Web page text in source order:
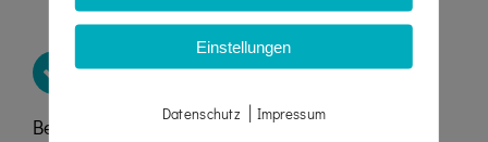
MASCHINEN FÜR JEDEN BEREICH
Bei uns finden Sie die passende Maschine für
Einstellungen
Datenschutz| Impressum